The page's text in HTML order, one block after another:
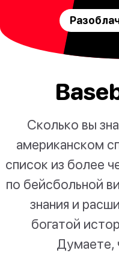
Сколько вы
американском
список из более
по бейсбольной
знания и
богатой
Думаете,